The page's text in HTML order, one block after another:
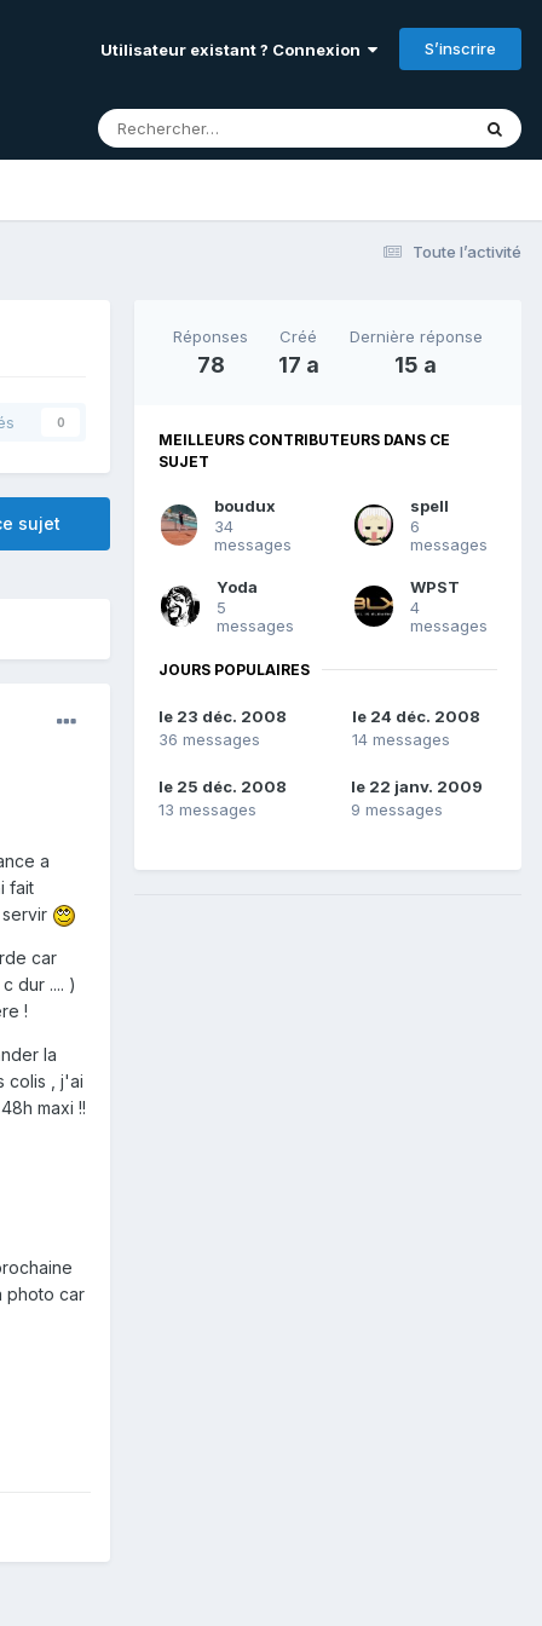
Utilisateur existant ? Connexion S’inscrire
Toute l’activité
0
sujet
a
fait
car
dur .... )
!
la
colis , j'ai
maxi !!
photo car
Réponses
78
Créé
17 a
Dernière réponse
15 a
MEILLEURS CONTRIBUTEURS DANS CE
SUJET
boudux
34
messages
spell
6
messages
Yoda
5
messages
WPST
4
messages
JOURS POPULAIRES
le 23 déc. 2008
36 messages
le 24 déc. 2008
14 messages
le 25 déc. 2008
13 messages
le 22 janv. 2009
9 messages